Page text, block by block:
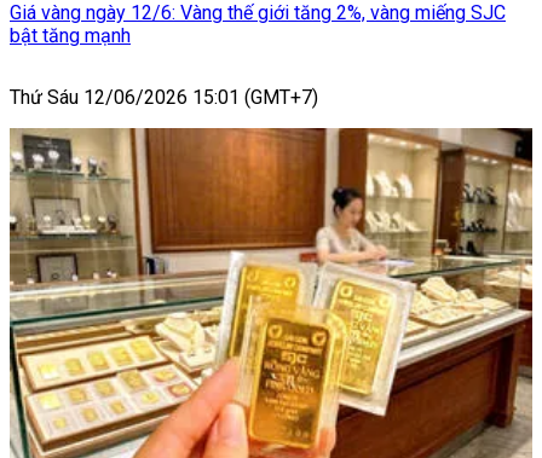
Giá vàng ngày 12/6: Vàng thế giới tăng 2%, vàng miếng SJC
bật tăng mạnh
Thứ Sáu 12/06/2026 15:01 (GMT+7)